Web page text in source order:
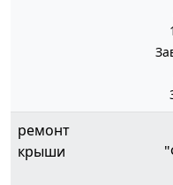
ремонт
крыши